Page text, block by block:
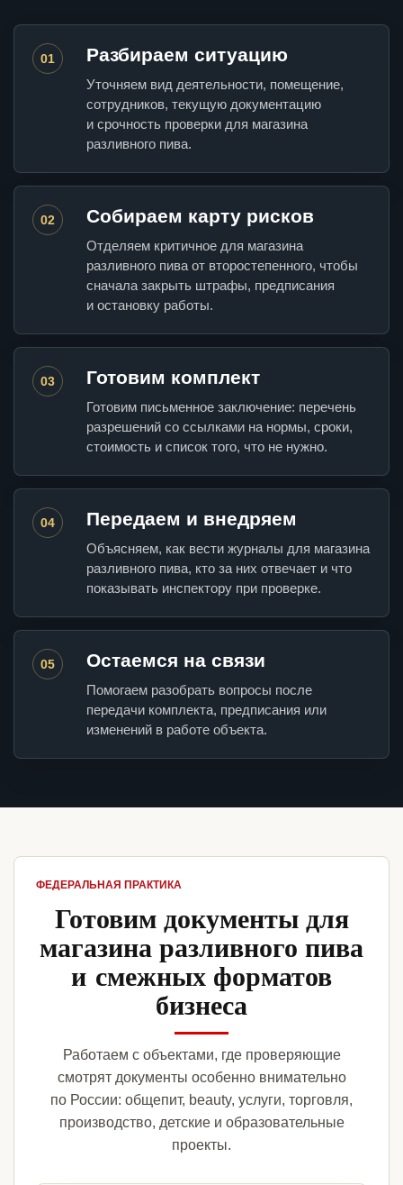
01 Разбираем ситуацию
Уточняем вид деятельности, помещение,
сотрудников, текущую документацию
и срочность проверки для магазина
разливного пива.
02 Собираем карту рисков
Отделяем критичное для магазина
разливного пива от второстепенного, чтобы
сначала закрыть штрафы, предписания
и остановку работы.
03 Готовим комплект
Готовим письменное заключение: перечень
разрешений со ссылками на нормы, сроки,
стоимость и список того, что не нужно.
04 Передаем и внедряем
Объясняем, как вести журналы для магазина
разливного пива, кто за них отвечает и что
показывать инспектору при проверке.
05 Остаемся на связи
Помогаем разобрать вопросы после
передачи комплекта, предписания или
изменений в работе объекта.
ФЕДЕРАЛЬНАЯ ПРАКТИКА
Готовим документы для
магазина разливного пива
и смежных форматов
бизнеса
Работаем с объектами, где проверяющие
смотрят документы особенно внимательно
по России: общепит, beauty, услуги, торговля,
производство, детские и образовательные
проекты.